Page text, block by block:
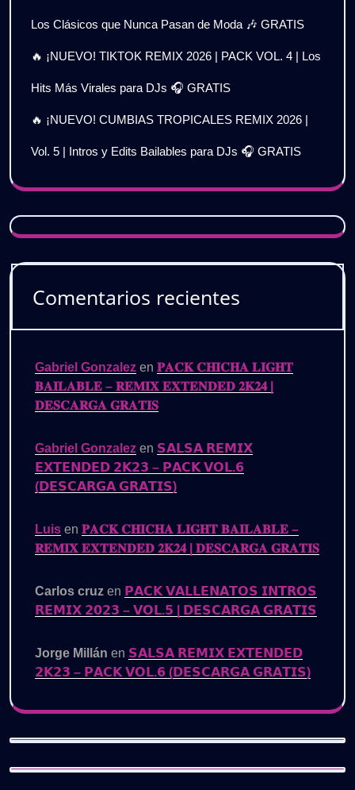
Los Clásicos que Nunca Pasan de Moda 🎶 GRATIS
🔥 ¡NUEVO! TIKTOK REMIX 2026 | PACK VOL. 4 | Los
Hits Más Virales para DJs 🎧 GRATIS
🔥 ¡NUEVO! CUMBIAS TROPICALES REMIX 2026 |
Vol. 5 | Intros y Edits Bailables para DJs 🎧 GRATIS
Comentarios recientes
Gabriel Gonzalez en 𝐏𝐀𝐂𝐊 𝐂𝐇𝐈𝐂𝐇𝐀 𝐋𝐈𝐆𝐇𝐓
𝐁𝐀𝐈𝐋𝐀𝐁𝐋𝐄 – 𝐑𝐄𝐌𝐈𝐗 𝐄𝐗𝐓𝐄𝐍𝐃𝐄𝐃 𝟐𝐊𝟐𝟒 |
𝐃𝐄𝐒𝐂𝐀𝐑𝐆𝐀 𝐆𝐑𝐀𝐓𝐈𝐒
Gabriel Gonzalez en 𝗦𝗔𝗟𝗦𝗔 𝗥𝗘𝗠𝗜𝗫
𝗘𝗫𝗧𝗘𝗡𝗗𝗘𝗗 𝟮𝗞𝟮𝟯 – 𝗣𝗔𝗖𝗞 𝗩𝗢𝗟.𝟲
(𝗗𝗘𝗦𝗖𝗔𝗥𝗚𝗔 𝗚𝗥𝗔𝗧𝗜𝗦)
Luis en 𝐏𝐀𝐂𝐊 𝐂𝐇𝐈𝐂𝐇𝐀 𝐋𝐈𝐆𝐇𝐓 𝐁𝐀𝐈𝐋𝐀𝐁𝐋𝐄 –
𝐑𝐄𝐌𝐈𝐗 𝐄𝐗𝐓𝐄𝐍𝐃𝐄𝐃 𝟐𝐊𝟐𝟒 | 𝐃𝐄𝐒𝐂𝐀𝐑𝐆𝐀 𝐆𝐑𝐀𝐓𝐈𝐒
Carlos cruz en 𝗣𝗔𝗖𝗞 𝗩𝗔𝗟𝗟𝗘𝗡𝗔𝗧𝗢𝗦 𝗜𝗡𝗧𝗥𝗢𝗦
𝗥𝗘𝗠𝗜𝗫 𝟮𝟬𝟮𝟯 – 𝗩𝗢𝗟.𝟱 | 𝗗𝗘𝗦𝗖𝗔𝗥𝗚𝗔 𝗚𝗥𝗔𝗧𝗜𝗦
Jorge Millán en 𝗦𝗔𝗟𝗦𝗔 𝗥𝗘𝗠𝗜𝗫 𝗘𝗫𝗧𝗘𝗡𝗗𝗘𝗗
𝟮𝗞𝟮𝟯 – 𝗣𝗔𝗖𝗞 𝗩𝗢𝗟.𝟲 (𝗗𝗘𝗦𝗖𝗔𝗥𝗚𝗔 𝗚𝗥𝗔𝗧𝗜𝗦)